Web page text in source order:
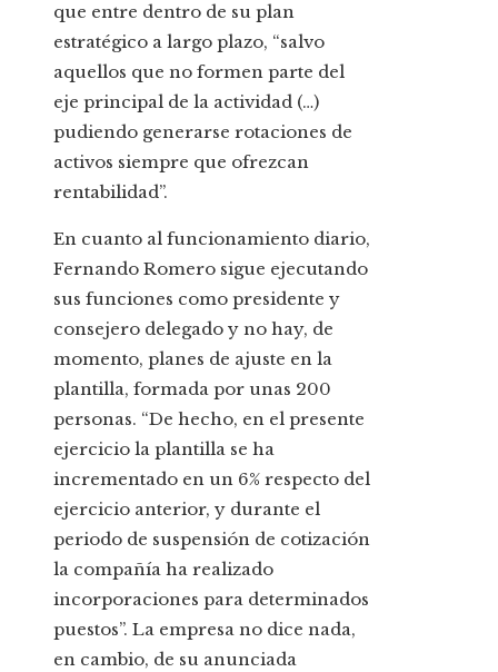
que entre dentro de su plan
estratégico a largo plazo, “salvo
aquellos que no formen parte del
eje principal de la actividad (…)
pudiendo generarse rotaciones de
activos siempre que ofrezcan
rentabilidad”.
En cuanto al funcionamiento diario,
Fernando Romero sigue ejecutando
sus funciones como presidente y
consejero delegado y no hay, de
momento, planes de ajuste en la
plantilla, formada por unas 200
personas. “De hecho, en el presente
ejercicio la plantilla se ha
incrementado en un 6% respecto del
ejercicio anterior, y durante el
periodo de suspensión de cotización
la compañía ha realizado
incorporaciones para determinados
puestos”. La empresa no dice nada,
en cambio, de su anunciada